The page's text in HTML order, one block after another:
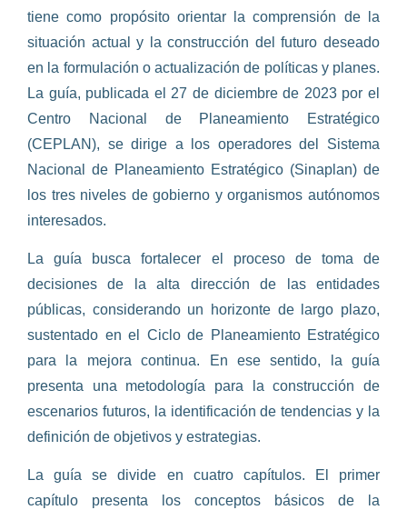
tiene como propósito orientar la comprensión de la
situación actual y la construcción del futuro deseado
en la formulación o actualización de políticas y planes.
La guía, publicada el 27 de diciembre de 2023 por el
Centro Nacional de Planeamiento Estratégico
(CEPLAN), se dirige a los operadores del Sistema
Nacional de Planeamiento Estratégico (Sinaplan) de
los tres niveles de gobierno y organismos autónomos
interesados.
La guía busca fortalecer el proceso de toma de
decisiones de la alta dirección de las entidades
públicas, considerando un horizonte de largo plazo,
sustentado en el Ciclo de Planeamiento Estratégico
para la mejora continua. En ese sentido, la guía
presenta una metodología para la construcción de
escenarios futuros, la identificación de tendencias y la
definición de objetivos y estrategias.
La guía se divide en cuatro capítulos. El primer
capítulo presenta los conceptos básicos de la